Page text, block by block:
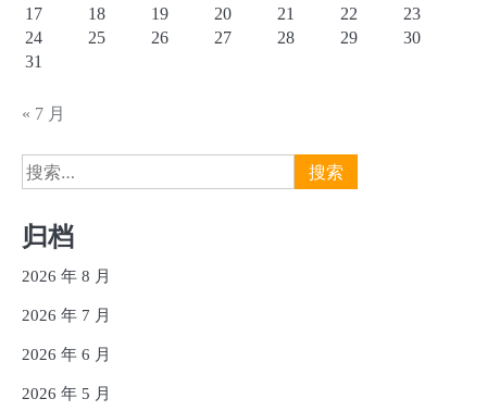
17
18 19 20 21 22
23
24
25 26 27 28 29
30
31
« 7 月
搜
索：
归档
2026 年 8 月
2026 年 7 月
2026 年 6 月
2026 年 5 月